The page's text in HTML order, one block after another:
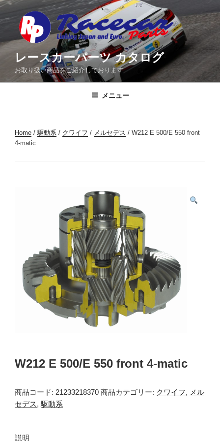
コ
ン
ン
レースカーパーツ カタログ
お取り扱い商品をご紹介しております
メニュー
Home /駆動系 / クワイフ / メルセデス / W212 E 500/E 550 front
4-matic
W212 E 500/E 550 front 4-matic
商品コード: 21233218370 商品カテゴリー: クワイフ, メル
セデス, 駆動系
説明